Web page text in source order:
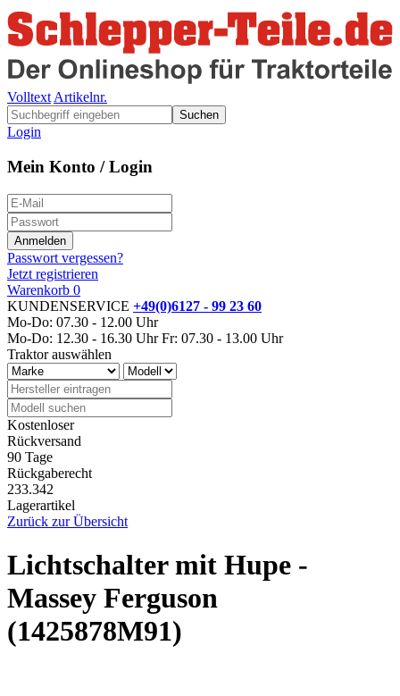
Volltext Artikelnr.
Suchen
Login
Mein Konto / Login
Passwort vergessen?
Jetzt registrieren
Warenkorb 0
KUNDENSERVICE +49(0)6127 - 99 23 60
Mo-Do: 07.30 - 12.00 Uhr
Mo-Do: 12.30 - 16.30 Uhr Fr: 07.30 - 13.00 Uhr
Traktor auswählen
Kostenloser
Rückversand
90 Tage
Rückgaberecht
233.342
Lagerartikel
Zurück zur Übersicht
Lichtschalter mit Hupe -
Massey Ferguson
(1425878M91)